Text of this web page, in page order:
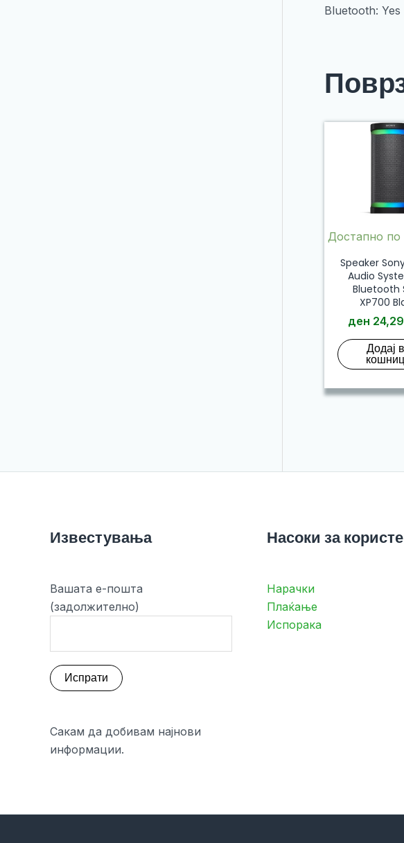
Bluetooth: Yes
Достапно по
Speaker
Audio
Bluetooth
XP700
ден
Додај
Известувања
Вашата е-пошта
(задолжително)
Сакам да добивам најнови
информации.
Насоки за
Нарачки
Плаќање
Испорака